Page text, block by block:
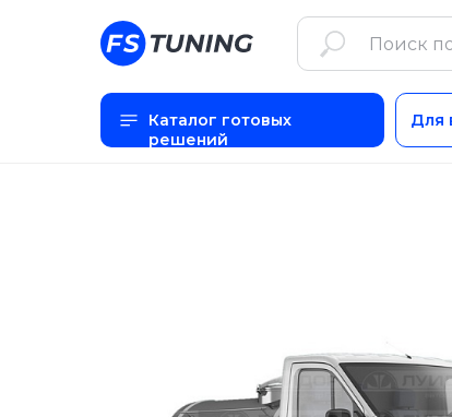
Каталог готовых
решений
Для